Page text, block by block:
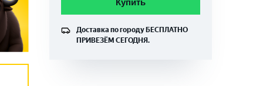
Купить
Доставка по городу БЕСПЛАТНО
ПРИВЕЗЁМ СЕГОДНЯ.